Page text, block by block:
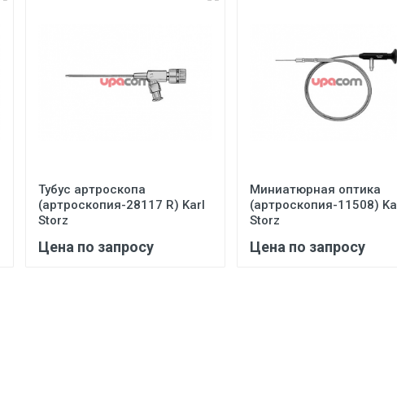
Тубус артроскопа
(артроскопия-28117 R) Karl
Storz
Цена по запросу
Миниатюрная оптика
(артроскопия-11508)
Storz
Цена по запросу